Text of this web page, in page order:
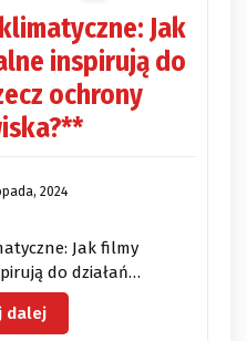
Jak
inspirują do
ochrony
2024
Jak filmy
do działań…
dalej